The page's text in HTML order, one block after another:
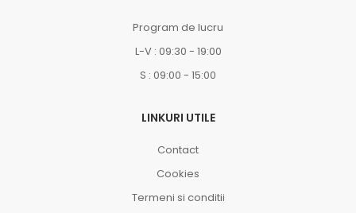
Program de lucru
L-V : 09:30 - 19:00
S : 09:00 - 15:00
LINKURI UTILE
Contact
Cookies
Termeni si conditii